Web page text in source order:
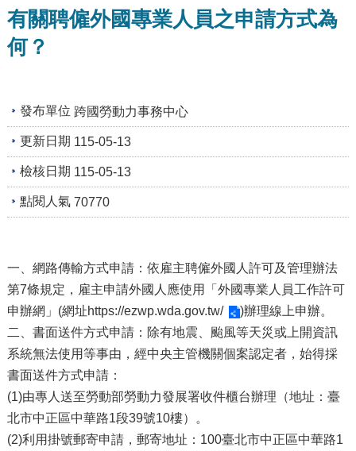
隱
私
權
及
安
全
政
策
政
府
料
開
放
告
檢
貪
瀆
有關聘僱外國專業人員之申請方式為
何？
發布單位 跨國勞動力事務中心
更新日期 115-05-13
檢核日期 115-05-13
點閱人氣 70770
一、網路傳輸方式申請：依雇主聘僱外國人許可及管理辦法
第7條規定，雇主申請外國人應使用「外國專業人員工作許可
申辦網」(網址https://ezwp.wda.gov.tw/
)辦理線上申辦。
二、書面送件方式申請：除有地震、颱風等天災或上開資訊
系統無法使用等事由，經中央主管機關個案認定者，始得採
書面送件方式申請：
(1)由專人送至勞動部勞動力發展署收件櫃台辦理（地址：臺
北市中正區中華路1段39號10樓）。
(2)利用掛號郵寄申請，郵寄地址：100臺北市中正區中華路1